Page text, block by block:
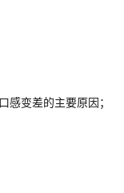
感变差的主要原因；